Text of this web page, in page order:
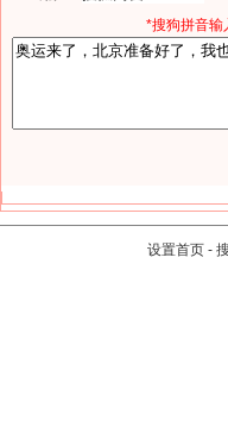
*搜狗拼音输
设置首页 -